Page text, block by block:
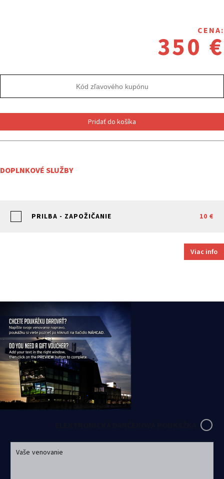
CENA:
350 €
Pridať do košíka
DOPLNKOVÉ SLUŽBY
PRILBA - ZAPOŽIČANIE 10 €
Viac info